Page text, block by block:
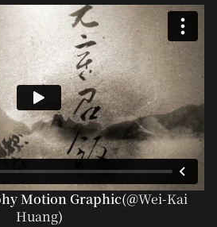
Motion Graphic(@Wei-Kai
Huang)